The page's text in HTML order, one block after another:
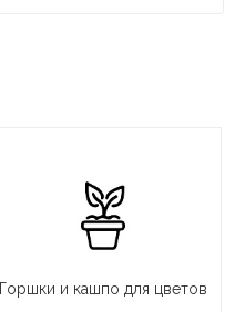
Горшки и кашпо для цветов